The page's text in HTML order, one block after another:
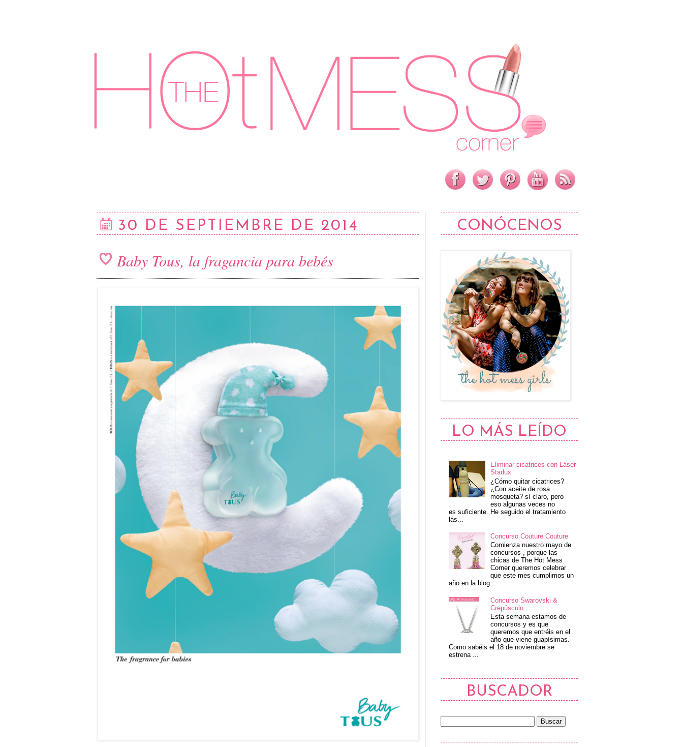
30 DE SEPTIEMBRE DE 2014
Baby Tous, la fragancia para bebés
CONÓCENOS
LO MÁS LEÍDO
Eliminar cicatrices con Láser
Starlux
¿Cómo quitar cicatrices?
¿Con aceite de rosa
mosqueta? sí claro, pero
eso algunas veces no
es suficiente. He seguido el tratamiento
lás...
Concurso Couture Couture
Comienza nuestro mayo de
concursos , porque las
chicas de The Hot Mess
Corner queremos celebrar
que este mes cumplimos un
año en la blog...
Concurso Swarovski &
Crepúsculo
Esta semana estamos de
concursos y es que
queremos que entréis en el
año que viene guapísimas.
Como sabéis el 18 de noviembre se
estrena ...
BUSCADOR